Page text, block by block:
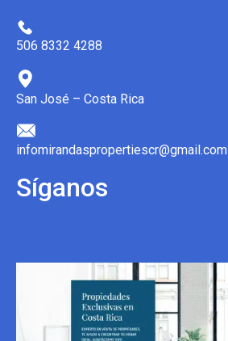
506 8332 4288
San José – Costa Rica
infomirandaspropertiescr@gmail.com
Síganos